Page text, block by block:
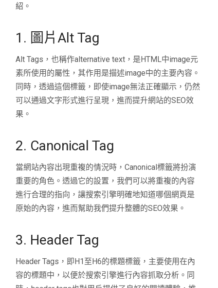
紹。
1. 圖片Alt Tag
Alt Tags，也稱作alternative text，是HTML中image元
素所使用的屬性，其作用是描述image中的主要內容。
同時，透過這個標籤，即使image無法正確顯示，仍然
可以通過文字形式進行呈現，進而提升網站的SEO效
果。
2. Canonical Tag
當網站內容出現重複的情況時，Canonical標籤將扮演
重要的角色。透過它的設置，我們可以將重複的內容
進行合理的指向，讓搜索引擎明確地知道哪個網頁是
原始的內容，進而幫助我們提升整體的SEO效果。
3. Header Tag
Header Tags，即H1至H6的標題標籤，主要使用在內
容的標題中，以便於搜索引擎進行內容抓取分析。同